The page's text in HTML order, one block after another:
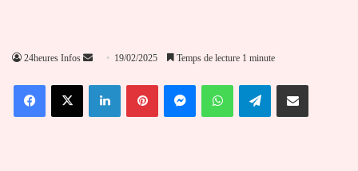
24heures Infos
Envoyer
courriel
19/02/2025 Temps de lecture 1 minute
FacebookX LinkedinPinterestMessengerWhatsAppTelegramPartager par email